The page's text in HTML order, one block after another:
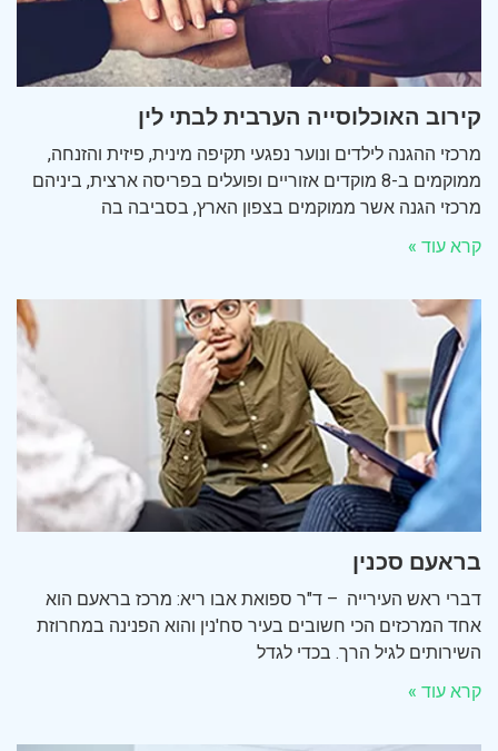
קירוב האוכלוסייה הערבית לבתי לין
מרכזי ההגנה לילדים ונוער נפגעי תקיפה מינית, פיזית והזנחה,
ממוקמים ב-8 מוקדים אזוריים ופועלים בפריסה ארצית, ביניהם
מרכזי הגנה אשר ממוקמים בצפון הארץ, בסביבה בה
קרא עוד »
בראעם סכנין
דברי ראש העירייה – ד"ר ספואת אבו ריא: מרכז בראעם הוא
אחד המרכזים הכי חשובים בעיר סח'נין והוא הפנינה במחרוזת
השירותים לגיל הרך. בכדי לגדל
קרא עוד »